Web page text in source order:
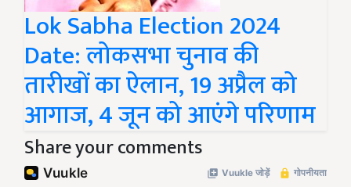
Lok Sabha Election 2024
Date: लोकसभा चुनाव की
तारीखों का ऐलान, 19 अप्रैल को
आगाज, 4 जून को आएंगे परिणाम
Share your comments